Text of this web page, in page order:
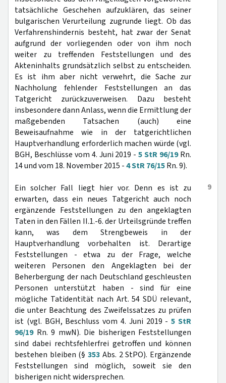
tatsächliche Geschehen aufzuklären, das seiner
bulgarischen Verurteilung zugrunde liegt. Ob das
Verfahrenshindernis besteht, hat zwar der Senat
aufgrund der vorliegenden oder von ihm noch
weiter zu treffenden Feststellungen und des
Akteninhalts grundsätzlich selbst zu entscheiden.
Es ist ihm aber nicht verwehrt, die Sache zur
Nachholung fehlender Feststellungen an das
Tatgericht zurückzuverweisen. Dazu besteht
insbesondere dann Anlass, wenn die Ermittlung der
maßgebenden Tatsachen (auch) eine
Beweisaufnahme wie in der tatgerichtlichen
Hauptverhandlung erforderlich machen würde (vgl.
BGH, Beschlüsse vom 4. Juni 2019 -5 StR 96/19Rn.
14 und vom 18. November 2015 -4 StR 76/15Rn. 9).
9
Ein solcher Fall liegt hier vor. Denn es ist zu
erwarten, dass ein neues Tatgericht auch noch
ergänzende Feststellungen zu den angeklagten
Taten in den Fällen II.1.-6. der Urteilsgründe treffen
kann, was dem Strengbeweis in der
Hauptverhandlung vorbehalten ist. Derartige
Feststellungen - etwa zu der Frage, welche
weiteren Personen den Angeklagten bei der
Beherbergung der nach Deutschland geschleusten
Personen unterstützt haben - sind für eine
mögliche Tatidentität nach Art. 54 SDÜ relevant,
die unter Beachtung des Zweifelssatzes zu prüfen
ist (vgl. BGH, Beschluss vom 4. Juni 2019 -5 StR
96/19Rn. 9 mwN). Die bisherigen Feststellungen
sind dabei rechtsfehlerfrei getroffen und können
bestehen bleiben (§353 Abs. 2 StPO). Ergänzende
Feststellungen sind möglich, soweit sie den
bisherigen nicht widersprechen.